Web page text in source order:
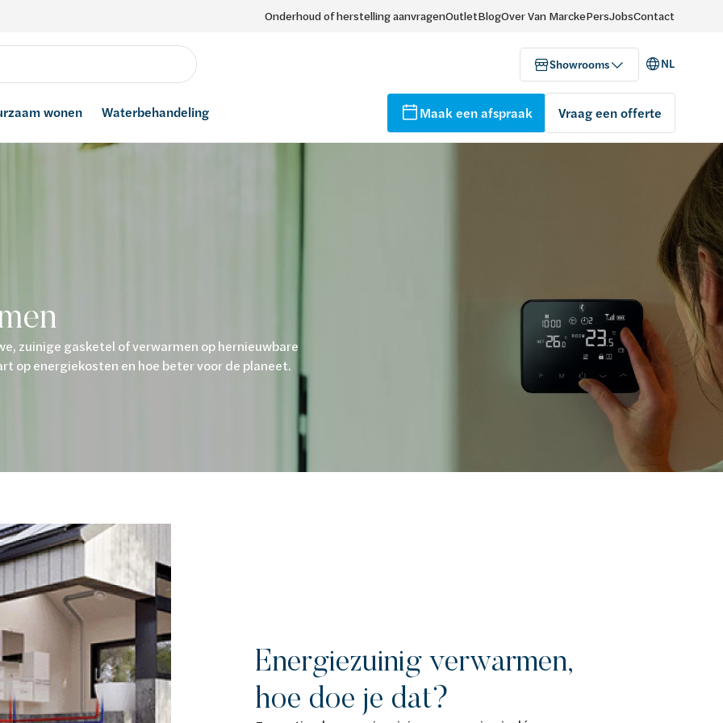
Onderhoud of herstelling aanvragenOutletBlogOver Van MarckePersJobsContact
Showrooms NL
wonen Waterbehandeling Maak een afspraak Vraag een offerte
zuinige gasketel of verwarmen op hernieuwbare
op energiekosten en hoe beter voor de planeet.
Energiezuinig verwarmen,
hoe doe je dat?